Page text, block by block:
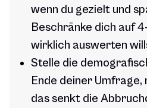
wenn du gezielt und
Beschränke dich auf
wirklich auswerten
Stelle die
Ende deiner Umfrage,
das senkt die